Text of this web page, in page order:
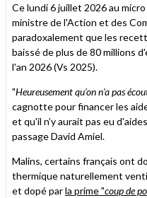
Ce lundi 6 juillet 2026 au
ministre de l'Action et des
paradoxalement que les
baissé de plus de 80 millions
l'an 2026 (Vs 2025).
"Heureusement qu’on n’a pas
cagnotte pour financer les
et qu'il n’y aurait pas eu
passage David Amiel.
Malins, certains français ont
thermique naturellement
et dopé parla prime "coup de